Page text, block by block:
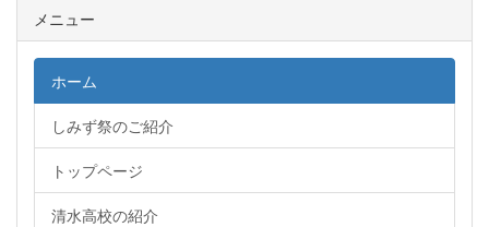
メニュー
ホーム
しみず祭のご紹介
トップページ
清水高校の紹介